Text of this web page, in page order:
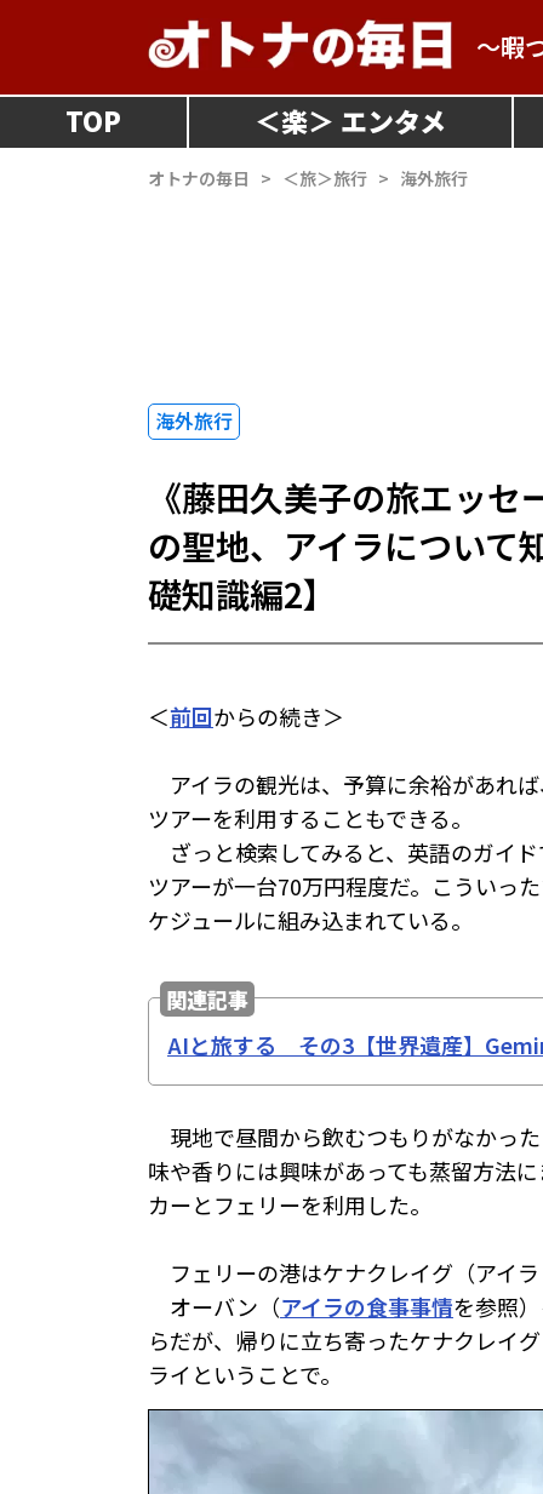
～暇
TOP ＜楽＞
オトナの毎日 > ＜旅＞旅行 > 海外旅行
海外旅行
《藤田久美子の旅エッ
の聖地、アイラについて
礎知識編2】
＜前回からの続き＞
アイラの観光は、予算に余裕があれ
ツアーを利用することもできる。
ざっと検索してみると、英語のガイ
ツアーが一台70万円程度だ。こういっ
ケジュールに組み込まれている。
関連記事
AIと旅する その3【世界遺産】
現地で昼間から飲むつもりがなかっ
味や香りには興味があっても蒸留方法
カーとフェリーを利用した。
フェリーの港はケナクレイグ（アイ
オーバン（アイラの食事事情を参照
らだが、帰りに立ち寄ったケナクレイ
ライということで。